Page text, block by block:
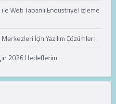
Web Tabanlı Endüstriyel İzleme
İçin Yazılım Çözümleri
2026 Hedeflerim